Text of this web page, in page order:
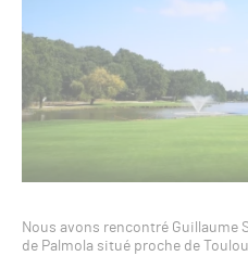
Nous avons rencontré Guillaume
de Palmola situé proche de